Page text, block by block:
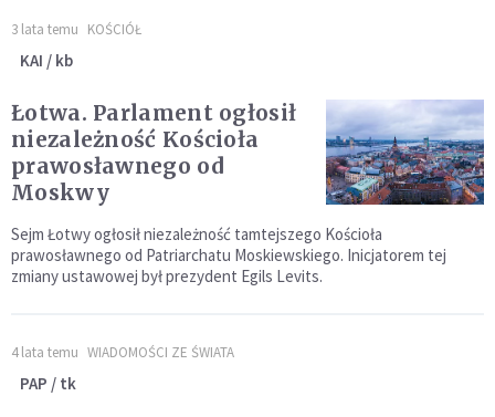
3 lata temu KOŚCIÓŁ
KAI / kb
Łotwa. Parlament ogłosił
niezależność Kościoła
prawosławnego od
Moskwy
Sejm Łotwy ogłosił niezależność tamtejszego Kościoła
prawosławnego od Patriarchatu Moskiewskiego. Inicjatorem tej
zmiany ustawowej był prezydent Egils Levits.
4 lata temu WIADOMOŚCI ZE ŚWIATA
PAP / tk